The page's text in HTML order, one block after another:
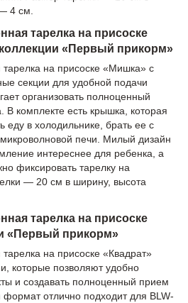
4 см.
тарелка на присоске
«Первый прикорм»
на присоске «Мишка» с
секции для удобной подачи
организовать полноценный
комплекте есть крышка, которая
еду в холодильнике, брать ее с
печи. Милый дизайн
интереснее для ребенка, а
фиксировать тарелку на
— 20 см в ширину, высота
тарелка на присоске
«Первый прикорм»
на присоске «Квадрат»
которые позволяют удобно
и создавать полноценный прием
отлично подходит для BLW-